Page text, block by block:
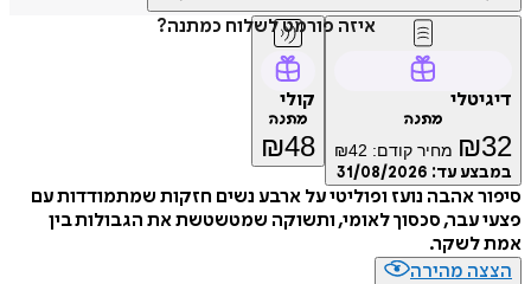
איזה פורמט לשלוח כמתנה?
דיגיטלי
מתנה
₪32 מחיר קודם: ₪42
במבצע עד: 31/08/2026
קולי
מתנה
₪48
סיפור אהבה נועז ופוליטי על ארבע נשים חזקות שמתמודדות עם
פצעי עבר, סכסוך לאומי, ותשוקה שמטשטשת את הגבולות בין
אמת לשקר.
הצצה מהירה